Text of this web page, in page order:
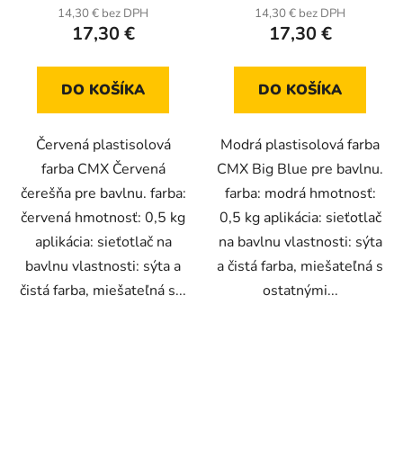
14,30 € bez DPH
17,30 €
DO KOŠÍKA
Červená plastisolová
farba CMX Červená
čerešňa pre bavlnu. farba:
červená hmotnosť: 0,5 kg
aplikácia: sieťotlač na
bavlnu vlastnosti: sýta a
čistá farba, miešateľná s...
14,30 € bez DPH
17,30 €
DO KOŠÍKA
Modrá plastisolová farba
CMX Big Blue pre bavlnu.
farba: modrá hmotnosť:
0,5 kg aplikácia: sieťotlač
na bavlnu vlastnosti: sýta
a čistá farba, miešateľná s
ostatnými...